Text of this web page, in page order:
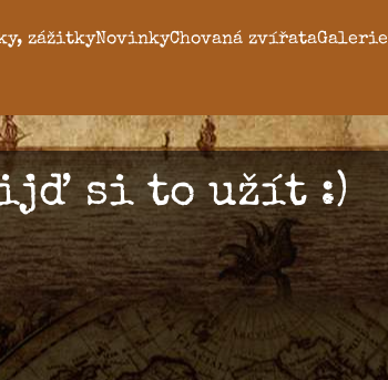
zážitkyNovinkyChovaná zvířataGalerie
si to užít :)